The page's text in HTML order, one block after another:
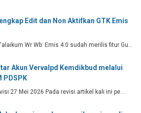
Edit dan Non Aktifkan GTK Emis
Wr Wb Emis 4.0 sudah merilis fitur Gu…
Akun Vervalpd Kemdikbud melalui
PDSPK
27 Mei 2026 Pada revisi artikel kali ini pe…